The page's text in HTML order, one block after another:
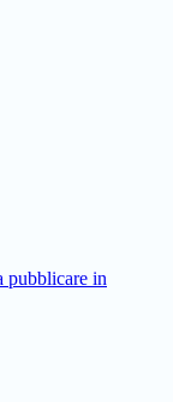
pubblicare in